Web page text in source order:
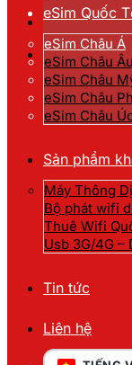
eSim Quốc
eSim Châu Á
eSim Châu Âu
eSim Châu
eSim Châu
eSim Châu
Sản phẩm
Máy Thông
Bộ phát wifi
Thuê Wifi
Usb 3G/4G –
Tin tức
Liên hệ